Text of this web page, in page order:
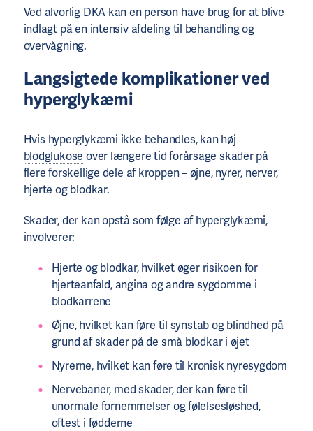
Ved alvorlig DKA kan en person have brug for at blive
indlagt på en intensiv afdeling til behandling og
overvågning.
Langsigtede komplikationer ved
hyperglykæmi
Hvis hyperglykæmi ikke behandles, kan høj
blodglukose over længere tid forårsage skader på
flere forskellige dele af kroppen – øjne, nyrer, nerver,
hjerte og blodkar.
Skader, der kan opstå som følge afhyperglykæmi,
involverer:
Hjerte og blodkar, hvilket øger risikoen for
hjerteanfald, angina og andre sygdomme i
blodkarrene
Øjne, hvilket kan føre til synstab og blindhed på
grund af skader på de små blodkar i øjet
Nyrerne, hvilket kan føre til kronisk nyresygdom
Nervebaner, med skader, der kan føre til
unormale fornemmelser og følelsesløshed,
oftest i fødderne